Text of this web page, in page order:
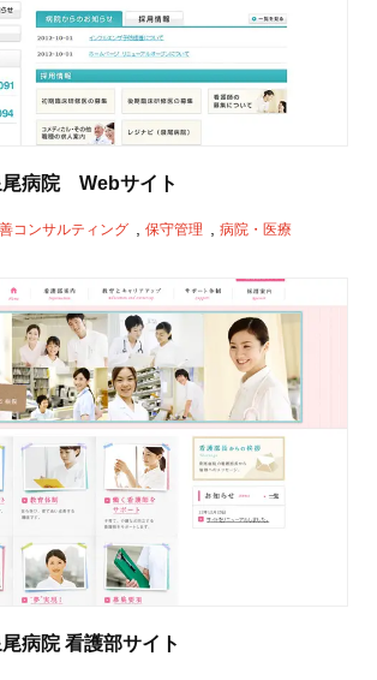
尾病院 Webサイト
コンサルティング 保守管理 病院・医療
病院 看護部サイト